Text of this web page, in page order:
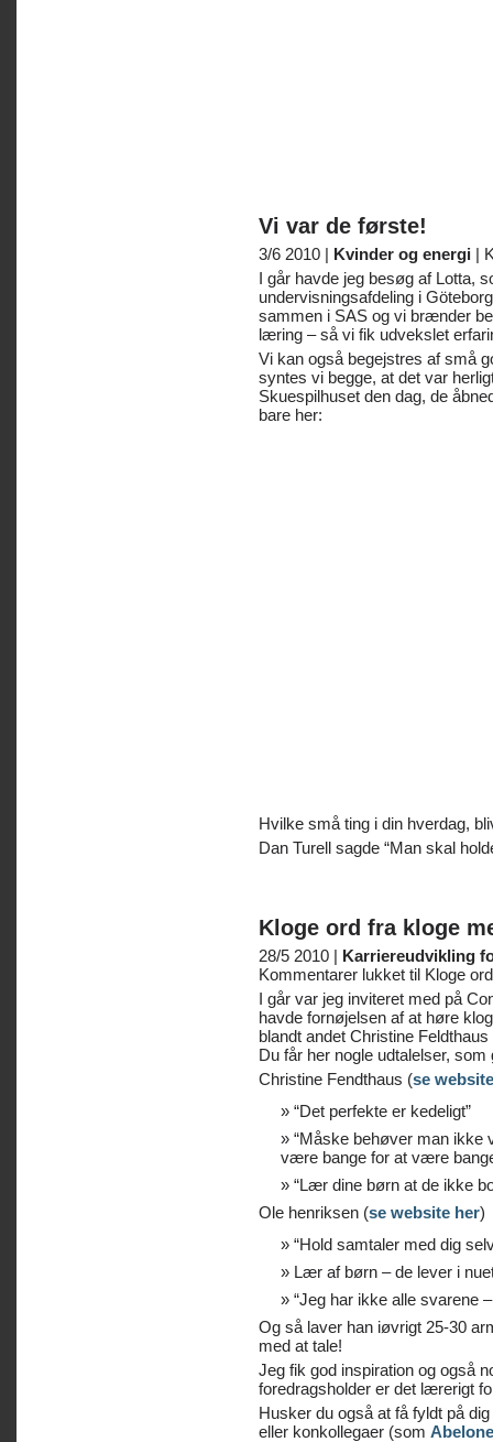
Vi var de første!
3/6 2010 | Kvinder og energi |
I går havde jeg besøg af Lotta,
undervisningsafdeling i
sammen i SAS og vi brænder
læring – så vi fik udvekslet
Vi kan også begejstres af små
syntes vi begge, at det var
Skuespilhuset den dag, de
bare her:
Hvilke små ting i din hverdag,
Dan Turell sagde “Man skal
Kloge ord fra kloge
28/5 2010 | Karriereudvikling
Kommentarer lukket til Kloge
I går var jeg inviteret med på
havde fornøjelsen af at høre
blandt andet Christine
Du får her nogle udtalelser,
Christine Fendthaus (se
“Det perfekte er kedeligt”
“Måske behøver man ikke
være bange for at være
“Lær dine børn at de ikke
Ole henriksen (se website her)
“Hold samtaler med dig
Lær af børn – de lever i
“Jeg har ikke alle svarene
Og så laver han iøvrigt 25-30
med at tale!
Jeg fik god inspiration og også
foredragsholder er det lærerigt
Husker du også at få fyldt på
eller konkollegaer (som